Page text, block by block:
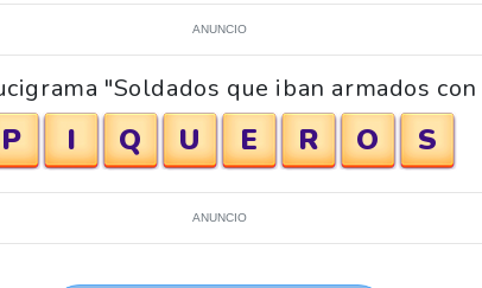
ANUNCIO
"Soldados que iban armados
P I Q U E R O S
ANUNCIO